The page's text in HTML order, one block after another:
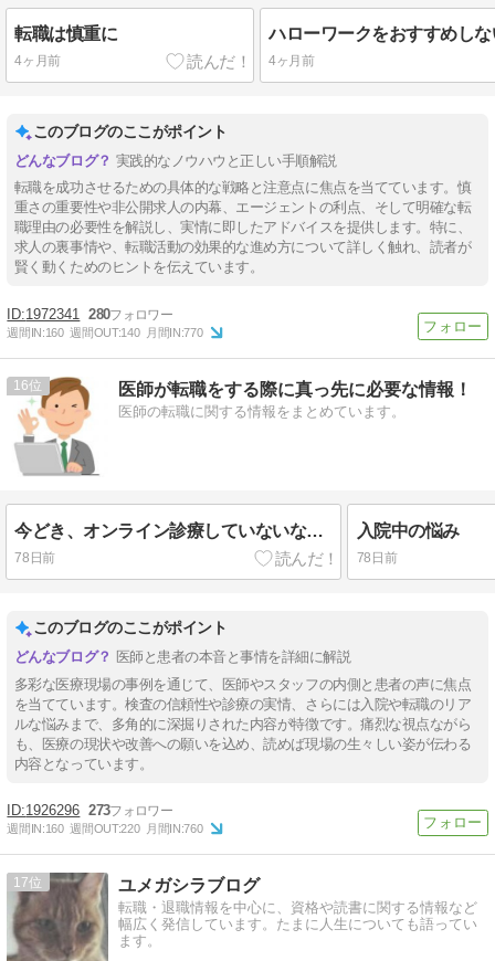
転職は慎重に
4ヶ月前 4ヶ月前
このブログのここがポイント
実践的なノウハウと正しい手順解説
転職を成功させるための具体的な戦略と注意点に焦点を当てています。慎
重さの重要性や非公開求人の内幕、エージェントの利点、そして明確な転
職理由の必要性を解説し、実情に即したアドバイスを提供します。特に、
求人の裏事情や、転職活動の効果的な進め方について詳しく触れ、読者が
賢く動くためのヒントを伝えています。
1972341 280
週間IN:160 週間OUT:140 月間IN:770
16 医師が転職をする際に真っ先に必要な情報！
医師の転職に関する情報をまとめています。
今どき、オンライン診療していないなんてオワコン
78日前
入院中の悩み
78日前
このブログのここがポイント
医師と患者の本音と事情を詳細に解説
多彩な医療現場の事例を通じて、医師やスタッフの内側と患者の声に焦点
を当てています。検査の信頼性や診療の実情、さらには入院や転職のリア
ルな悩みまで、多角的に深掘りされた内容が特徴です。痛烈な視点ながら
も、医療の現状や改善への願いを込め、読めば現場の生々しい姿が伝わる
内容となっています。
1926296 273
週間IN:160 週間OUT:220 月間IN:760
17 ユメガシラブログ
転職・退職情報を中心に、資格や読書に関する情報など
幅広く発信しています。たまに人生についても語ってい
ます。